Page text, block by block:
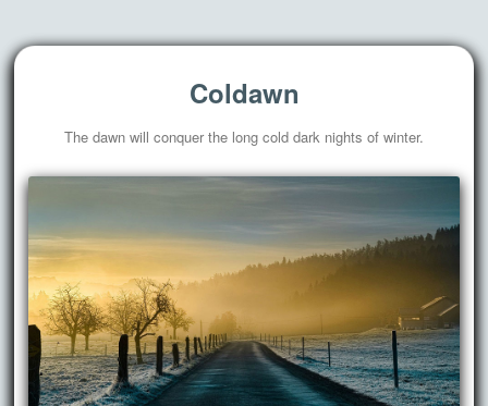
Coldawn
The dawn will conquer the long cold dark nights of winter.